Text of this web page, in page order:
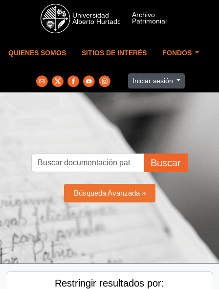
Skip to main content
QUIENES SOMOS SITIOS DE INTERÉS FONDOS
Iniciar sesión
Buscar
Búsqueda Avanzada »
Restringir resultados por: